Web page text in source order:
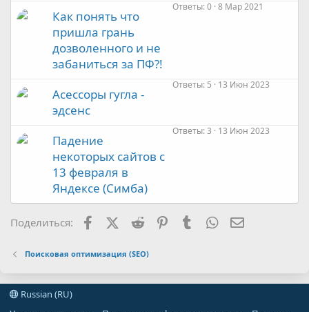
Как понять что
пришла грань
дозволенного и не
забаниться за ПФ?!
Ответы 0 8 Мар 2021
Асессоры гугла -
эдсенс
Ответы 5 13 Июн 2023
Падение
некоторых сайтов с
13 февраля в
Яндексе (Симба)
Ответы 3 13 Июн 2023
Поделиться: FacebookX (Twitter)
Reddit PinterestTumblr WhatsApp
Поисковая оптимизация (SEO)
Russian (RU)